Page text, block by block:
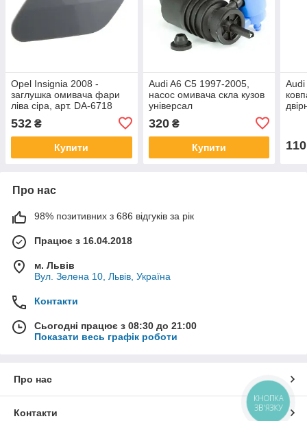
Opel Insignia 2008 -
заглушка омивача фари
ліва сіра, арт. DA-6718
532 ₴
Купити
Audi A6 C5 1997-2005,
насос омивача скла кузов
універсал
320₴
Купити 110
Про нас
98% позитивних з 686 відгуків за рік
Працює з 16.04.2018
м. Львів
Вул. Зелена 10, Львів, Україна
Контакти
Сьогодні працює з 08:30 до 21:00
Показати весь графік роботи
Про нас
Контакти
КНОПКА
ЗВ'ЯЗКУ